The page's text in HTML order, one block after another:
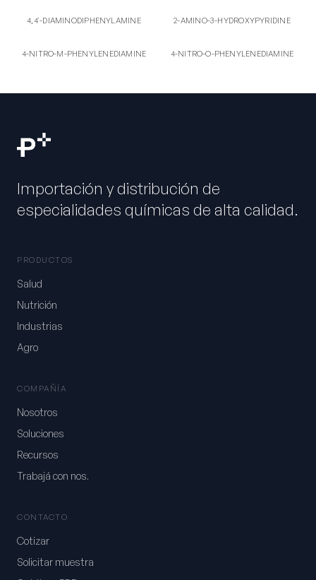
4,4'
4,4'-DIAMINODIPHENYLAMINE
2-AM
HYDROXYPYRIDINE
2-AMINO-3-HYDROXYPYRIDINE
4-NI
PHENYLENEDIAMINE
4-NITRO-M-PHENYLENEDIAMINE 4-NI
PHENYLENEDIAMINE
4-NITRO-O-PHENYLENEDIAMINE
Importación y distribución de
especialidades químicas de alta calidad.
PRODUCTOS
Salud
Nutrición
Industrias
Agro
COMPAÑÍA
Nosotros
Soluciones
Recursos
Trabajá con nos.
CONTACTO
Cotizar
Solicitar muestra